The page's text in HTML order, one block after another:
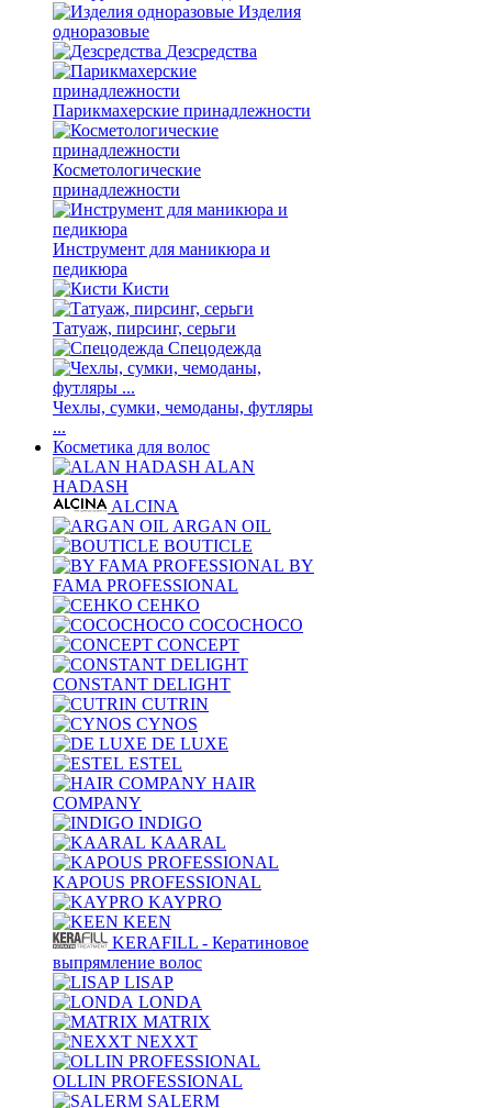
Изделия
одноразовые
Дезсредства
Парикмахерские принадлежности
Косметологические
принадлежности
Инструмент для маникюра и
педикюра
Кисти
Татуаж, пирсинг, серьги
Спецодежда
Чехлы, сумки, чемоданы, футляры
...
Косметика для волос
ALAN
HADASH
ALCINA
ARGAN OIL
BOUTICLE
BY
FAMA PROFESSIONAL
CEHKO
COCOCHOCO
CONCEPT
CONSTANT DELIGHT
CUTRIN
CYNOS
DE LUXE
ESTEL
HAIR
COMPANY
INDIGO
KAARAL
KAPOUS PROFESSIONAL
KAYPRO
KEEN
KERAFILL - Кератиновое
выпрямление волос
LISAP
LONDA
MATRIX
NEXXT
OLLIN PROFESSIONAL
SALERM